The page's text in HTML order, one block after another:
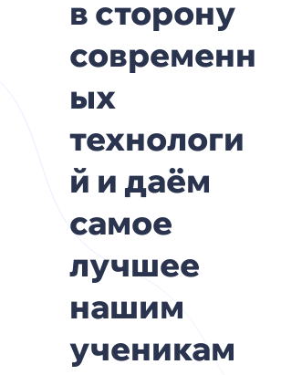
в сторону
современн
ых
технологи
й и даём
самое
лучшее
нашим
ученикам